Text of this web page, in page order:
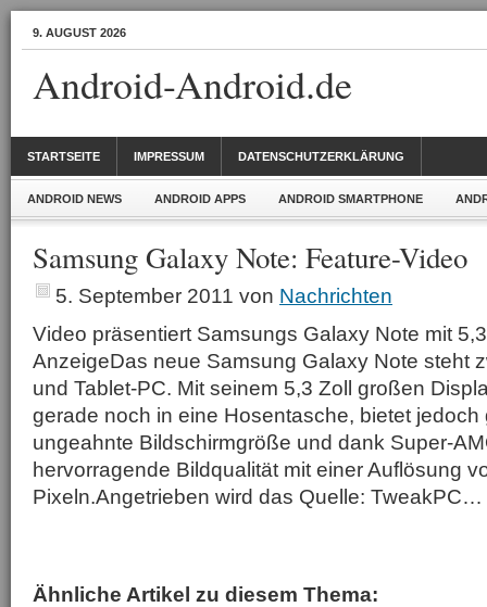
9. AUGUST 2026
Android-Android.de
STARTSEITE IMPRESSUM DATENSCHUTZERKLÄRUNG
ANDROID NEWS ANDROID APPS ANDROID SMARTPHONE
Samsung Galaxy Note: Feature-Video
5. September 2011 von Nachrichten
Video präsentiert Samsungs Galaxy Note mit
AnzeigeDas neue Samsung Galaxy Note steht
und Tablet-PC. Mit seinem 5,3 Zoll großen
gerade noch in eine Hosentasche, bietet jedoch
ungeahnte Bildschirmgröße und dank Super-
hervorragende Bildqualität mit einer Auflösung
Pixeln.Angetrieben wird das Quelle: TweakPC…
Ähnliche Artikel zu diesem Thema: